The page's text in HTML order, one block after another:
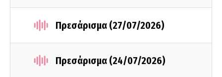
Πρεσάρισμα (27/07/2026)
Πρεσάρισμα (24/07/2026)